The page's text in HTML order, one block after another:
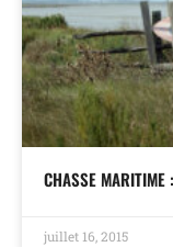
CHASSE MARITIME
juillet 16, 2015